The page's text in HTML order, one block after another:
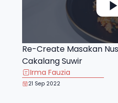
Re-Create Masakan
Cakalang Suwir
Irma Fauzia
21 Sep 2022